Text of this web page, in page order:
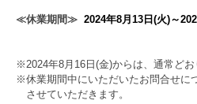
≪休業期間≫ 2024年8月13日(火)～
※2024年8月16日(金)からは、通常
※休業期間中にいただいたお問合せにつ
させていただきます。